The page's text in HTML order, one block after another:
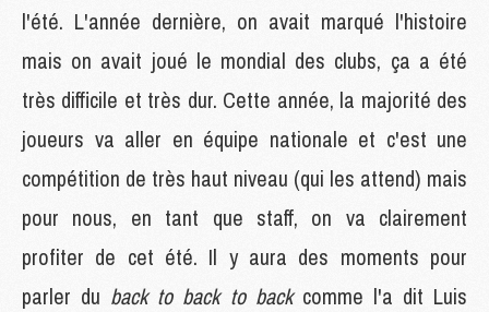
l'été. L'année dernière, on avait marqué l'histoire
mais on avait joué le mondial des clubs, ça a été
très difficile et très dur. Cette année, la majorité des
joueurs va aller en équipe nationale et c'est une
compétition de très haut niveau (qui les attend) mais
pour nous, en tant que staff, on va clairement
profiter de cet été. Il y aura des moments pour
parler du back to back to back comme l'a dit Luis